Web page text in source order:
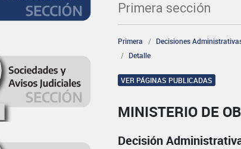
Primera sección
Primera
Decisiones
Detalle
VER PÁGINAS PUBLICADAS
MINISTERIO DE
Decisión